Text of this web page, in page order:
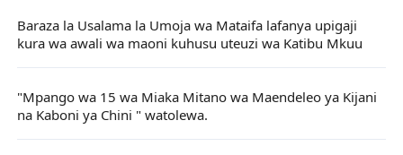
Baraza la Usalama la Umoja wa Mataifa lafanya upigaji
kura wa awali wa maoni kuhusu uteuzi wa Katibu Mkuu
"Mpango wa 15 wa Miaka Mitano wa Maendeleo ya Kijani
na Kaboni ya Chini " watolewa.